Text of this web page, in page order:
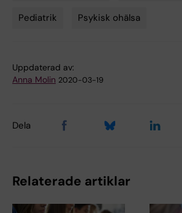
Pediatrik Psykisk ohälsa
Uppdaterad av:
Anna Molin 2020-03-19
Dela
Relaterade artiklar